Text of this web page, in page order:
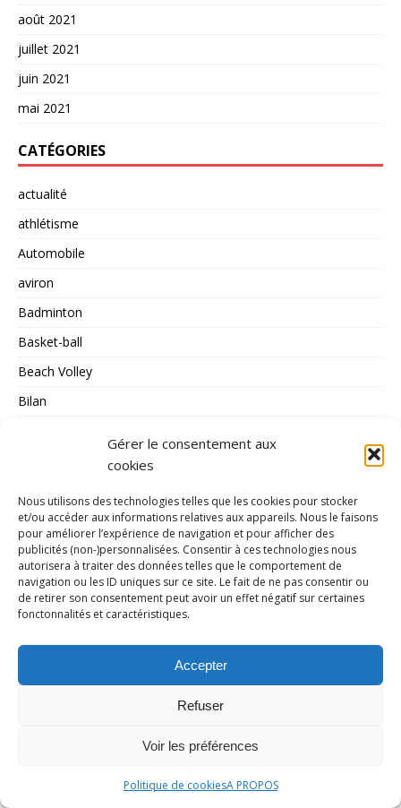
Gérer le consentement aux
cookies
Nous utilisons des technologies telles que les cookies pour stocker
et/ou accéder aux informations relatives aux appareils. Nous le faisons
pour améliorer l’expérience de navigation et pour afficher des
publicités (non-)personnalisées. Consentir à ces technologies nous
autorisera à traiter des données telles que le comportement de
navigation ou les ID uniques sur ce site. Le fait de ne pas consentir ou
de retirer son consentement peut avoir un effet négatif sur certaines
fonctonnalités et caractéristiques.
Accepter
Refuser
Voir les préférences
Politique de cookiesA PROPOS
août 2021
juillet 2021
juin 2021
mai 2021
CATÉGORIES
actualité
athlétisme
Automobile
aviron
Badminton
Basket-ball
Beach Volley
Bilan
Dossier
Entretien
Equitation
escrime